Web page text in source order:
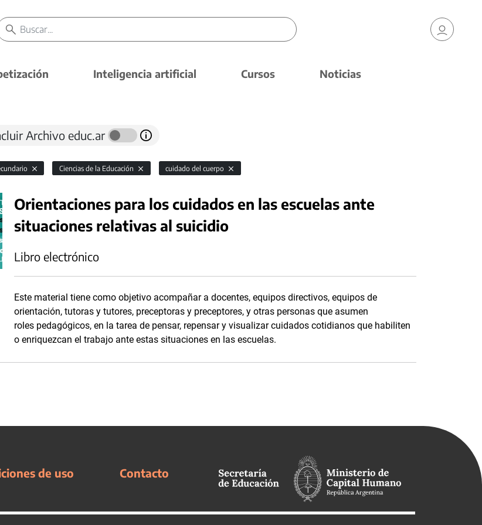
Inteligencia artificial Cursos Noticias
Archivo educ.ar
Ciencias de la Educación cuidado del cuerpo
Orientaciones para los cuidados en las escuelas ante
situaciones relativas al suicidio
Libro electrónico
Este material tiene como objetivo acompañar a docentes, equipos directivos, equipos de
orientación, tutoras y tutores, preceptoras y preceptores, y otras personas que asumen
roles pedagógicos, en la tarea de pensar, repensar y visualizar cuidados cotidianos que habiliten
o enriquezcan el trabajo ante estas situaciones en las escuelas.
de uso Contacto